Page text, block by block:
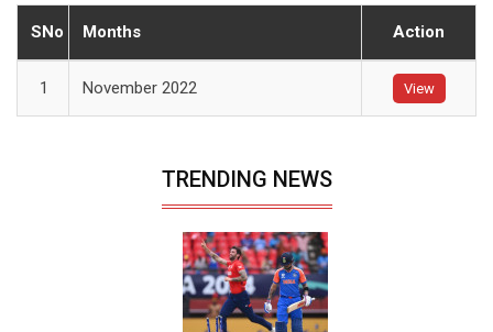
SNo Months Action
1 November 2022 View
TRENDING NEWS